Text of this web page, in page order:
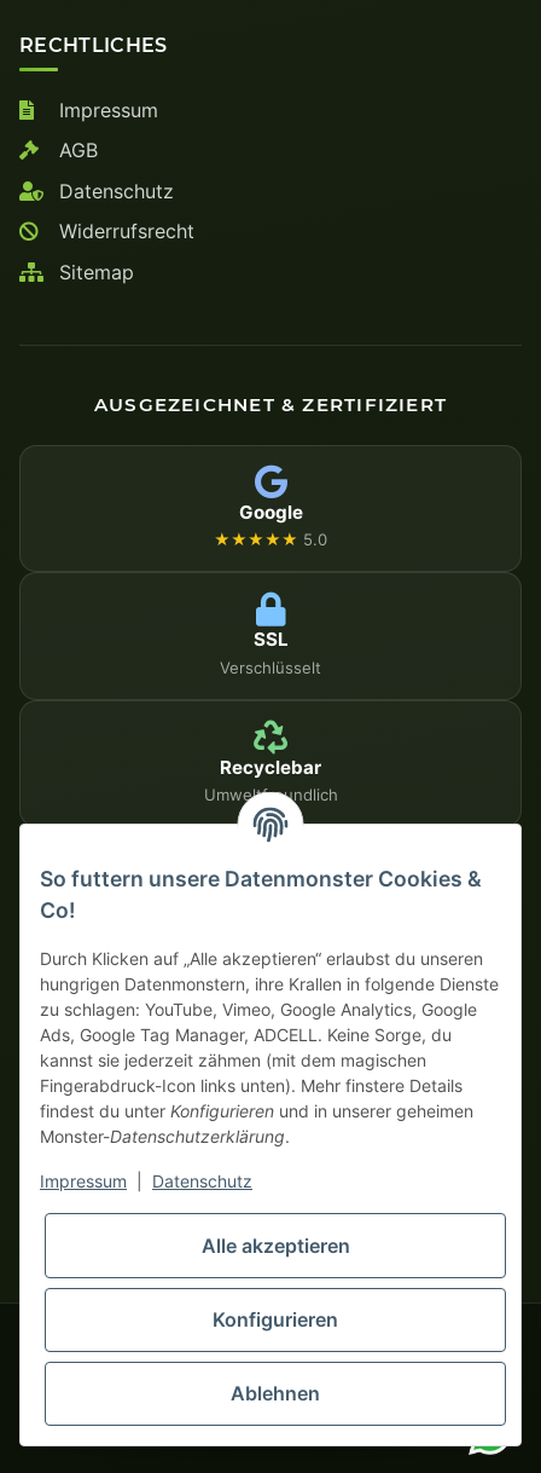
RECHTLICHES
Impressum
AGB
Datenschutz
Widerrufsrecht
Sitemap
AUSGEZEICHNET & ZERTIFIZIERT
Google
★★★★★ 5.0
SSL
Verschlüsselt
Recyclebar
Umweltfreundlich
SICHERE ZAHLUNGSMETHODEN
* Alle Preise zzgl. gesetzlicher USt., zzgl.
BGB), keine Privatkunden (§ 13 BGB).
Preise in Fremdwährungen dienen der Orientierung und basieren
auf dem aktuellen Wechselkurs. Verbindliche
© 2020-2026 tapemonster - Alle Rechte vorbehalten. Design by
Tausende zufriedene Kunden seit 2020
So futtern unsere Datenmonster Cookies &
Co!
Durch Klicken auf „Alle akzeptieren“ erlaubst du unseren
hungrigen Datenmonstern, ihre Krallen in folgende Dienste
zu schlagen: YouTube, Vimeo, Google Analytics, Google
Ads, Google Tag Manager, ADCELL. Keine Sorge, du
kannst sie jederzeit zähmen (mit dem magischen
Fingerabdruck-Icon links unten). Mehr finstere Details
findest du unter Konfigurieren und in unserer geheimen
Monster-Datenschutzerklärung.
Impressum Datenschutz
Alle akzeptieren
Konfigurieren
Ablehnen
Dein WhatsApp-Tor zur
Monster Service Team
von tapemonster.de
Hallo und herzlich
willkommen bei
tapemonster.de Flüstere mir
dein Problem zu – ich klebe
Für diesen Service benötigst du WhatsApp.
Alternativ kannst du auch unserKontaktformular
benutzen.